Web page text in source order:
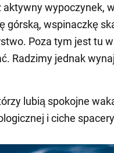
aktywny wypoczynek,
górską, wspinaczkę
Poza tym jest tu
Radzimy jednak
lubią spokojne
i ciche